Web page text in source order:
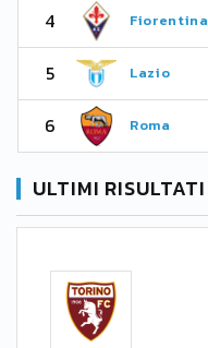
4 Fiorentina
5 Lazio
6 Roma
ULTIMI RISULTATI